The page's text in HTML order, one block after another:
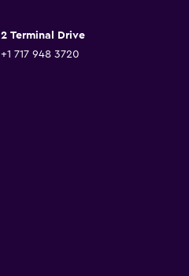
2 Terminal Drive
+1 717 948 3720